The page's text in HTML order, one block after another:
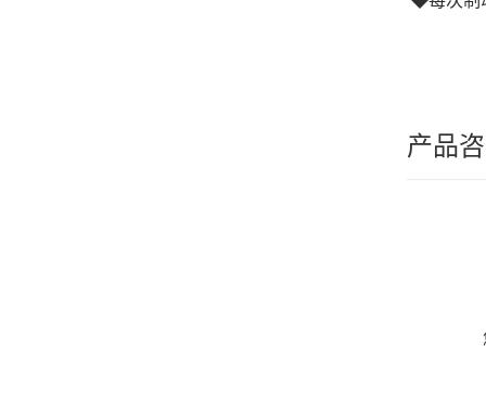
产品